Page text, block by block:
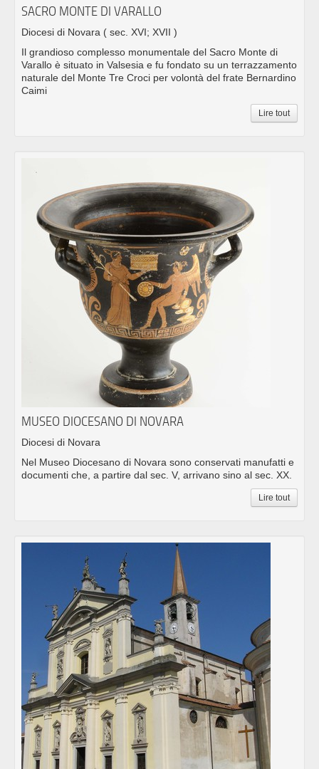
SACRO MONTE DI VARALLO
Diocesi di Novara ( sec. XVI; XVII )
Il grandioso complesso monumentale del Sacro Monte di
Varallo è situato in Valsesia e fu fondato su un terrazzamento
naturale del Monte Tre Croci per volontà del frate Bernardino
Caimi
Lire tout
MUSEO DIOCESANO DI NOVARA
Diocesi di Novara
Nel Museo Diocesano di Novara sono conservati manufatti e
documenti che, a partire dal sec. V, arrivano sino al sec. XX.
Lire tout